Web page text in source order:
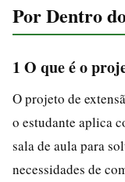
Por Dentro
1 O que é o
O projeto de
o estudante aplica
sala de aula para
necessidades de